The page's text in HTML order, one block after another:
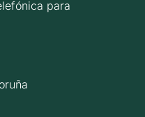
para